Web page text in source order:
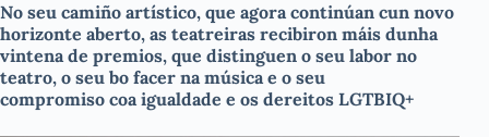
No seu camiño artístico, que agora continúan cun novo
horizonte aberto, as teatreiras recibiron máis dunha
vintena de premios, que distinguen o seu labor no
teatro, o seu bo facer na música e o seu
compromiso coa igualdade e os dereitos LGTBIQ+